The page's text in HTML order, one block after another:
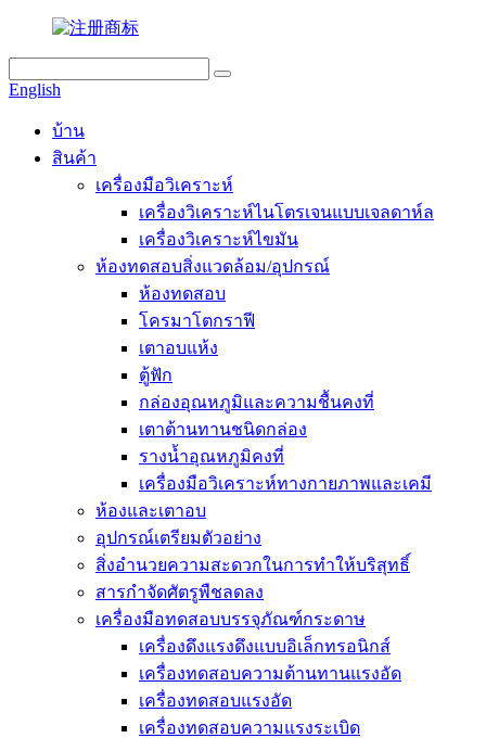
English
บ้าน
สินค้า
เครื่องมือวิเคราะห์
เครื่องวิเคราะห์ไนโตรเจนแบบเจลดาห์ล
เครื่องวิเคราะห์ไขมัน
ห้องทดสอบสิ่งแวดล้อม/อุปกรณ์
ห้องทดสอบ
โครมาโตกราฟี
เตาอบแห้ง
ตู้ฟัก
กล่องอุณหภูมิและความชื้นคงที่
เตาต้านทานชนิดกล่อง
รางน้ำอุณหภูมิคงที่
เครื่องมือวิเคราะห์ทางกายภาพและเคมี
ห้องและเตาอบ
อุปกรณ์เตรียมตัวอย่าง
สิ่งอำนวยความสะดวกในการทำให้บริสุทธิ์
สารกำจัดศัตรูพืชลดลง
เครื่องมือทดสอบบรรจุภัณฑ์กระดาษ
เครื่องดึงแรงดึงแบบอิเล็กทรอนิกส์
เครื่องทดสอบความต้านทานแรงอัด
เครื่องทดสอบแรงอัด
เครื่องทดสอบความแรงระเบิด